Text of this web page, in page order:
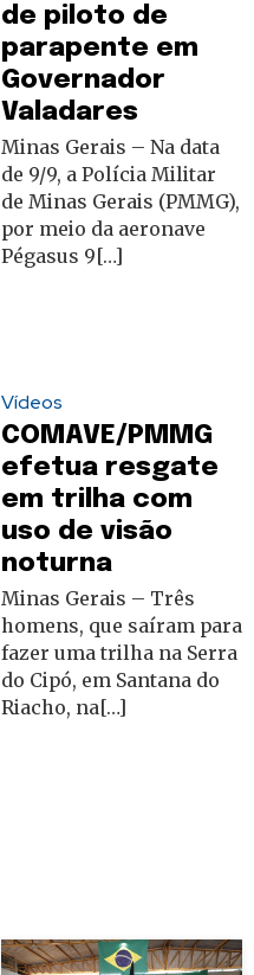
de piloto de
parapente em
Governador
Valadares
Minas Gerais – Na data
de 9/9, a Polícia Militar
de Minas Gerais (PMMG),
por meio da aeronave
Pégasus 9[…]
Vídeos
COMAVE/PMMG
efetua resgate
em trilha com
uso de visão
noturna
Minas Gerais – Três
homens, que saíram para
fazer uma trilha na Serra
do Cipó, em Santana do
Riacho, na[…]